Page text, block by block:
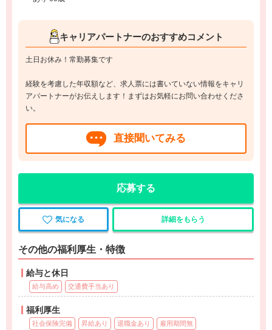
キャリアパートナーのおすすめコメント
土日お休み！常勤募集です
経験を考慮した年収額など、求人票には書いていない情報をキャリ
アパートナーがお伝えします！まずはお気軽にお問い合わせくださ
い。
直接聞いてみる
応募する
気になる 詳細をもらう
その他の福利厚生・特徴
給与と休日
給与高め 交通費手当あり
福利厚生
社会保険完備 昇給あり 退職金あり 雇用期間無